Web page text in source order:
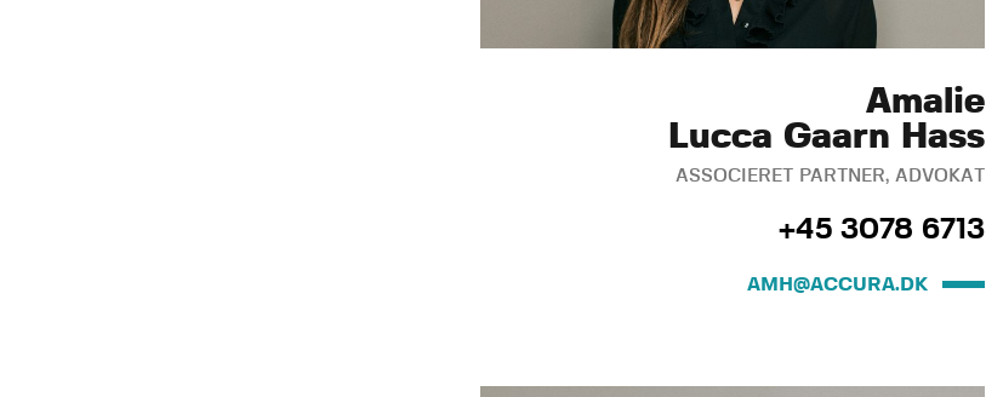
Amalie
Lucca Gaarn Hass
ASSOCIERET PARTNER, ADVOKAT
+45 3078 6713
AMH@ACCURA.DK